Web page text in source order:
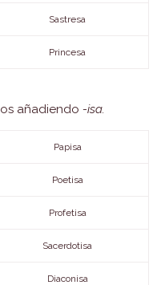
Sastresa
Princesa
añadiendo -isa.
Papisa
Poetisa
Profetisa
Sacerdotisa
Diaconisa